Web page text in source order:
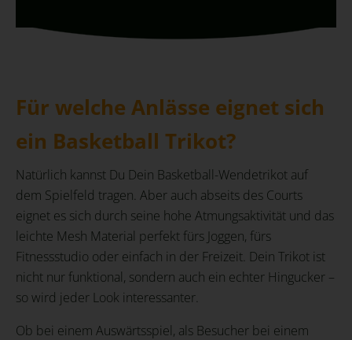
Für welche Anlässe eignet sich
ein Basketball Trikot?
Natürlich kannst Du Dein Basketball-Wendetrikot auf
dem Spielfeld tragen. Aber auch abseits des Courts
eignet es sich durch seine hohe Atmungsaktivität und das
leichte Mesh Material perfekt fürs Joggen, fürs
Fitnessstudio oder einfach in der Freizeit. Dein Trikot ist
nicht nur funktional, sondern auch ein echter Hingucker –
so wird jeder Look interessanter.
Ob bei einem Auswärtsspiel, als Besucher bei einem